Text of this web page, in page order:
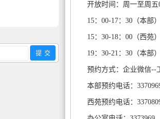
开放时间：周一至周五
15：00-17：30（本部
15：30-18：00（西苑
19：30-21：30（本部
预约方式：企业微信
本部预约电话：
西苑预约电话：